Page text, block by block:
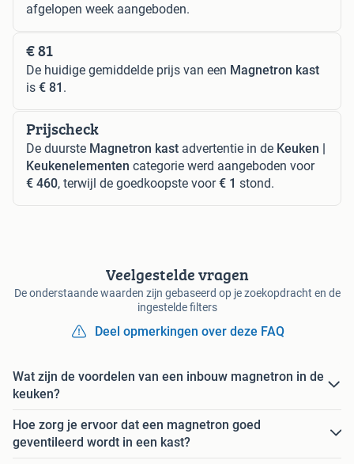
afgelopen week aangeboden.
€ 81
De huidige gemiddelde prijs van een Magnetron kast
is € 81 .
Prijscheck
De duurste Magnetron kast advertentie in de Keuken |
Keukenelementen categorie werd aangeboden voor
€ 460, terwijl de goedkoopste voor€ 1 stond.
Veelgestelde vragen
De onderstaande waarden zijn gebaseerd op je zoekopdracht en de
ingestelde filters
Deel opmerkingen over deze FAQ
Wat zijn de voordelen van een inbouw magnetron in de
keuken?
Hoe zorg je ervoor dat een magnetron goed
geventileerd wordt in een kast?